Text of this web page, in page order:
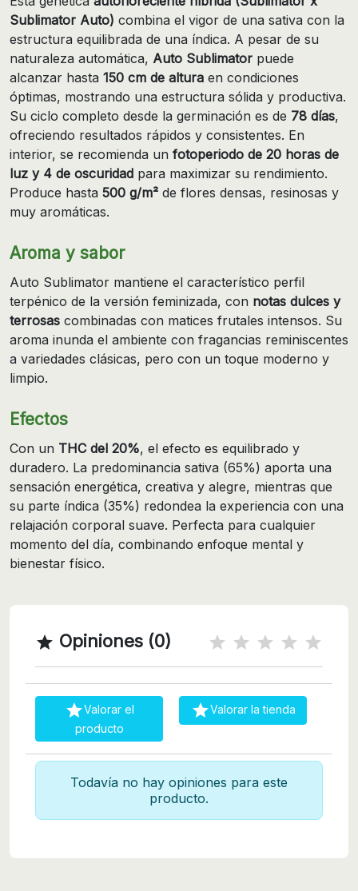
Sublimator Auto) combina el vigor de una sativa con la
estructura equilibrada de una índica. A pesar de su
naturaleza automática, Auto Sublimator puede
alcanzar hasta 150 cm de altura en condiciones
óptimas, mostrando una estructura sólida y productiva.
Su ciclo completo desde la germinación es de 78 días,
ofreciendo resultados rápidos y consistentes. En
interior, se recomienda un fotoperiodo de 20 horas de
luz y 4 de oscuridad para maximizar su rendimiento.
Produce hasta 500 g/m² de flores densas, resinosas y
muy aromáticas.
Aroma y sabor
Auto Sublimator mantiene el característico perfil
terpénico de la versión feminizada, con notas dulces y
terrosas combinadas con matices frutales intensos. Su
aroma inunda el ambiente con fragancias reminiscentes
a variedades clásicas, pero con un toque moderno y
limpio.
Efectos
Con un THC del 20%, el efecto es equilibrado y
duradero. La predominancia sativa (65%) aporta una
sensación energética, creativa y alegre, mientras que
su parte índica (35%) redondea la experiencia con una
relajación corporal suave. Perfecta para cualquier
momento del día, combinando enfoque mental y
bienestar físico.
 Opiniones (0)
Valorar el
producto
Valorar la tienda
Todavía no hay opiniones para este
producto.